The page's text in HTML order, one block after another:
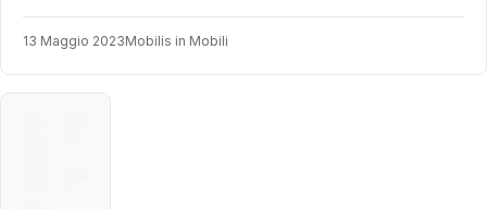
13 Maggio 2023Mobilis in Mobili